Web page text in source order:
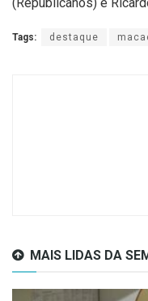
Tags: destaque
MAIS LIDAS DA